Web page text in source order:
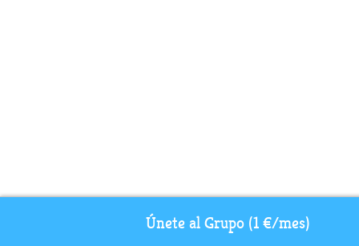
Únete al Grupo (1 €/mes)